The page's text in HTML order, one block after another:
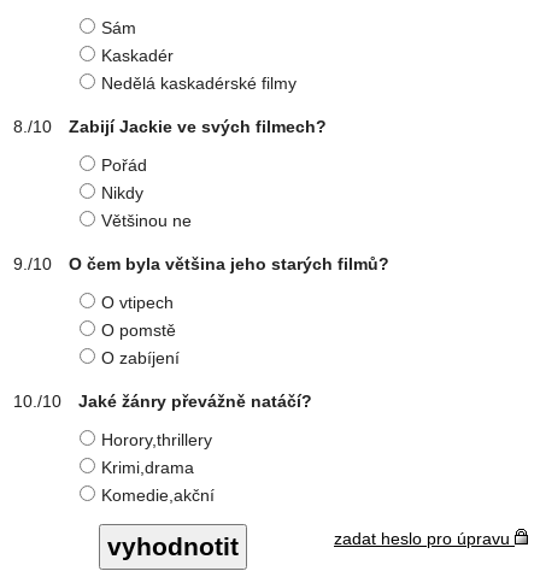
Sám
Kaskadér
Nedělá kaskadérské filmy
Zabijí Jackie ve svých filmech?
Pořád
Nikdy
Většinou ne
O čem byla většina jeho starých filmů?
O vtipech
O pomstě
O zabíjení
Jaké žánry převážně natáčí?
Horory,thrillery
Krimi,drama
Komedie,akční
zadat heslo pro úpravu